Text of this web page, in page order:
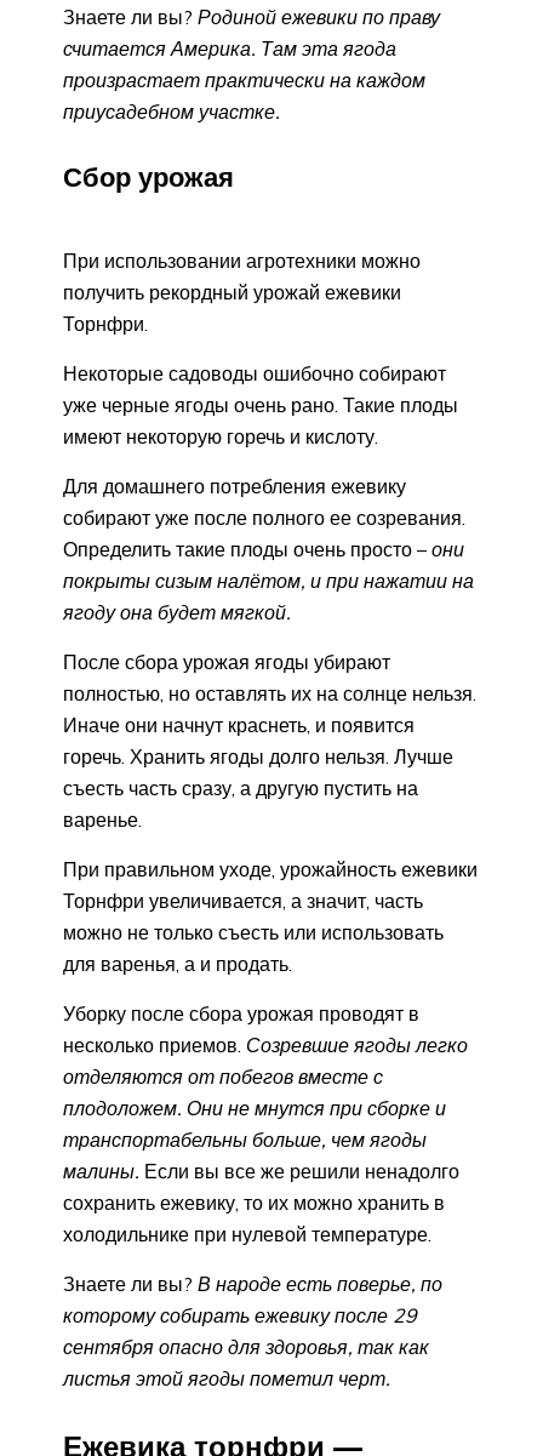
Знаете ли вы? Родиной ежевики по праву
считается Америка. Там эта ягода
произрастает практически на каждом
приусадебном участке.
Сбор урожая
При использовании агротехники можно
получить рекордный урожай ежевики
Торнфри.
Некоторые садоводы ошибочно собирают
уже черные ягоды очень рано. Такие плоды
имеют некоторую горечь и кислоту.
Для домашнего потребления ежевику
собирают уже после полного ее созревания.
Определить такие плоды очень просто – они
покрыты сизым налётом, и при нажатии на
ягоду она будет мягкой.
После сбора урожая ягоды убирают
полностью, но оставлять их на солнце нельзя.
Иначе они начнут краснеть, и появится
горечь. Хранить ягоды долго нельзя. Лучше
съесть часть сразу, а другую пустить на
варенье.
При правильном уходе, урожайность ежевики
Торнфри увеличивается, а значит, часть
можно не только съесть или использовать
для варенья, а и продать.
Уборку после сбора урожая проводят в
несколько приемов. Созревшие ягоды легко
отделяются от побегов вместе с
плодоложем. Они не мнутся при сборке и
транспортабельны больше, чем ягоды
малины. Если вы все же решили ненадолго
сохранить ежевику, то их можно хранить в
холодильнике при нулевой температуре.
Знаете ли вы? В народе есть поверье, по
которому собирать ежевику после 29
сентября опасно для здоровья, так как
листья этой ягоды пометил черт.
Ежевика торнфри —